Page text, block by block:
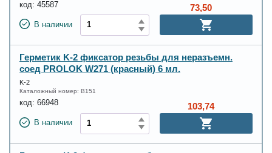
код: 45587
В наличии
73,50
Герметик K-2 фиксатор резьбы для неразъемн.
соед PROLOK W271 (красный) 6 мл.
K-2
Каталожный номер: B151
код: 66948
В наличии
103,74